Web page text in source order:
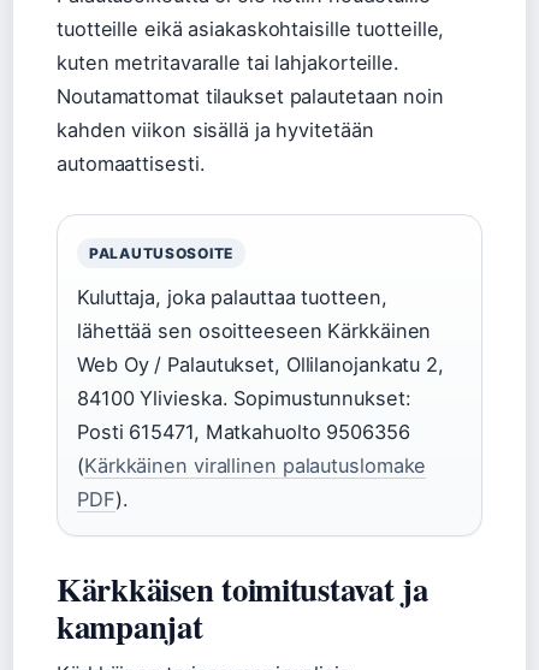
tuotteille eikä asiakaskohtaisille tuotteille,
kuten metritavaralle tai lahjakorteille.
Noutamattomat tilaukset palautetaan noin
kahden viikon sisällä ja hyvitetään
automaattisesti.
PALAUTUSOSOITE
Kuluttaja, joka palauttaa tuotteen,
lähettää sen osoitteeseen Kärkkäinen
Web Oy / Palautukset, Ollilanojankatu 2,
84100 Ylivieska. Sopimustunnukset:
Posti 615471, Matkahuolto 9506356
(Kärkkäinen virallinen palautuslomake
PDF).
Kärkkäisen toimitustavat ja
kampanjat